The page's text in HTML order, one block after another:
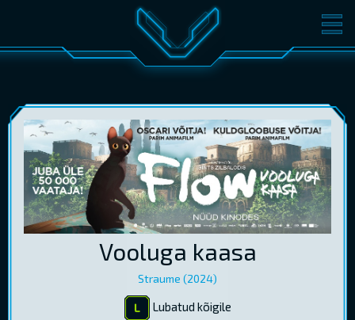
FILMID PILETID
KONVERENTS V-KLUBI
KINKEKAARDID
Vooluga kaasa
Straume (2024)
Lubatud kõigile